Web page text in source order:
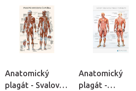
Anatomický
plagát - Svalová
Anatomický
plagát -